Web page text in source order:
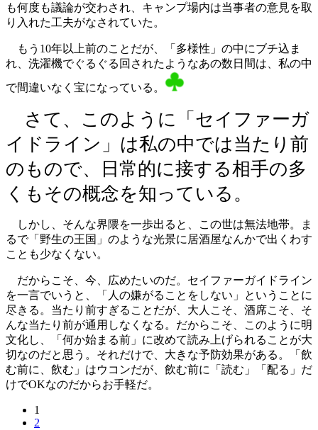
も何度も議論が交わされ、キャンプ場内は当事者の意見を取
り入れた工夫がなされていた。
もう10年以上前のことだが、「多様性」の中にブチ込ま
れ、洗濯機でぐるぐる回されたようなあの数日間は、私の中
で間違いなく宝になっている。
さて、このように「セイファーガ
イドライン」は私の中では当たり前
のもので、日常的に接する相手の多
くもその概念を知っている。
しかし、そんな界隈を一歩出ると、この世は無法地帯。ま
るで「野生の王国」のような光景に居酒屋なんかで出くわす
ことも少なくない。
だからこそ、今、広めたいのだ。セイファーガイドライン
を一言でいうと、「人の嫌がることをしない」ということに
尽きる。当たり前すぎることだが、大人こそ、酒席こそ、そ
んな当たり前が通用しなくなる。だからこそ、このように明
文化し、「何か始まる前」に改めて読み上げられることが大
切なのだと思う。それだけで、大きな予防効果がある。「飲
む前に、飲む」はウコンだが、飲む前に「読む」「配る」だ
けでOKなのだからお手軽だ。
1
2